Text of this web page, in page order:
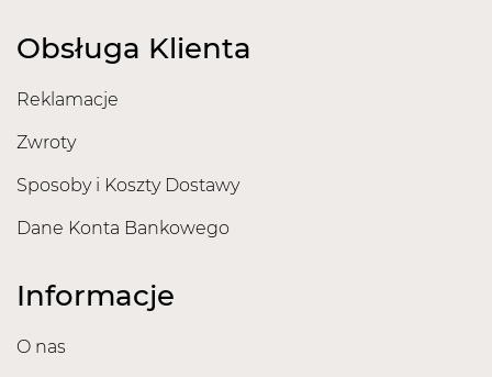
Obsługa Klienta
Reklamacje
Zwroty
Sposoby i Koszty Dostawy
Dane Konta Bankowego
Informacje
O nas